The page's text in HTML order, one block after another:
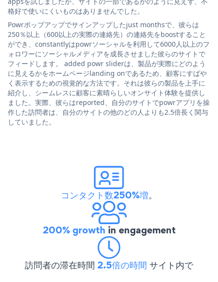
格好で使いにくいものはありませんでした。
Powrポップアップでサインアップしたjust monthsで、彼らは
250％以上（600以上の実際の連絡先）の連絡先をboostすること
ができ、constantlyはpowrソーシャルを利用して6000人以上のフ
ォロワーにソーシャルメディアを成長させました彼らのサイトで
フィードします。 added powr sliderは、製品が実際にどのよう
に見えるかをホームページlanding onであるため、顧客にすばや
く表示するための視覚的な方法です。それは彼らの製品を上手に
紹介し、シームレスに顧客に素晴らしいオンサイト体験を提供し
ました。実際、彼らはreported、自分のサイトでpowrアプリを操
作した訪問者は、自分のサイトの他のどの人よりも2.5倍長く関与
していました。
コンタクト数250%増。
200% growth in engagement
訪問者の滞在時間 2.5倍の時間 サイト内で